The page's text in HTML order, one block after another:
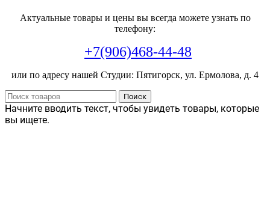
Актуальные товары и цены вы всегда можете узнать по
телефону:
+7(906)468-44-48
или по адресу нашей Студии: Пятигорск, ул. Ермолова, д. 4
Поиск
Начните вводить текст, чтобы увидеть товары, которые
вы ищете.